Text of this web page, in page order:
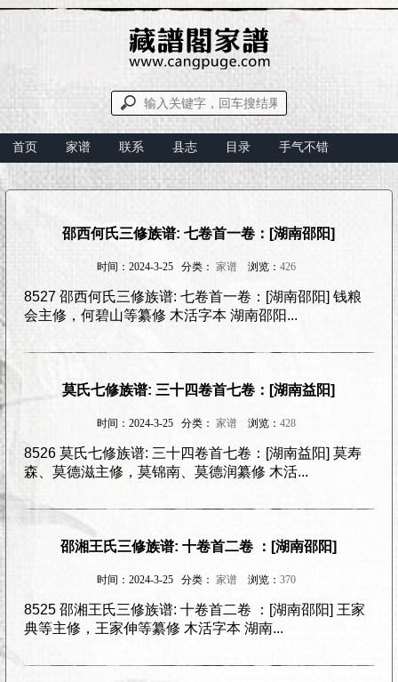
首页 家谱 联系 县志 目录 手气不错
邵西何氏三修族谱: 七卷首一卷：[湖南邵阳]
时间：2024-3-25 分类： 家谱浏览： 426
8527 邵西何氏三修族谱: 七卷首一卷：[湖南邵阳] 钱粮
会主修，何碧山等纂修 木活字本 湖南邵阳...
莫氏七修族谱: 三十四卷首七卷：[湖南益阳]
时间：2024-3-25 分类： 家谱浏览： 428
8526 莫氏七修族谱: 三十四卷首七卷：[湖南益阳] 莫寿
森、莫德滋主修，莫锦南、莫德润纂修 木活...
邵湘王氏三修族谱: 十卷首二卷 ：[湖南邵阳]
时间：2024-3-25 分类： 家谱浏览： 370
8525 邵湘王氏三修族谱: 十卷首二卷 ：[湖南邵阳] 王家
典等主修，王家伸等纂修 木活字本 湖南...